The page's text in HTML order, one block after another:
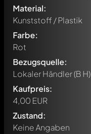
Material:
Kunststoff / Plastik
Farbe:
Rot
Bezugsquelle:
Lokaler Händler (B H)
Kaufpreis:
4,00 EUR
Zustand:
Keine Angaben